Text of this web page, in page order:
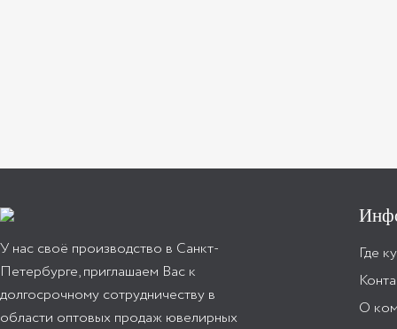
У нас своё производство в Санкт-
Петербурге, приглашаем Вас к
долгосрочному сотрудничеству в
области оптовых продаж ювелирных
Где
О